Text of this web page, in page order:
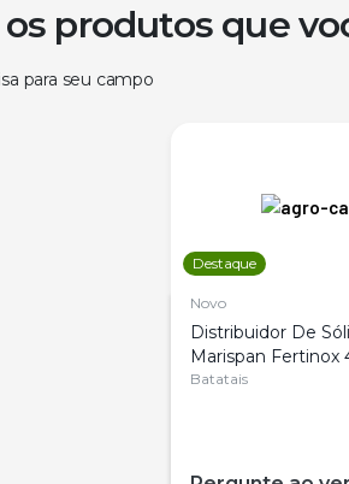
produtos que
para seu campo
Destaque
Novo
Distribuidor De
Marispan Fertinox
Citrus
Batatais